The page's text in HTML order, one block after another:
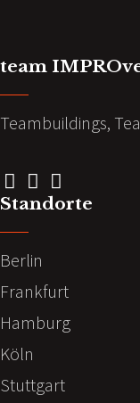
team
Teambuildings,
Standorte
Berlin
Frankfurt
Hamburg
Köln
Stuttgart